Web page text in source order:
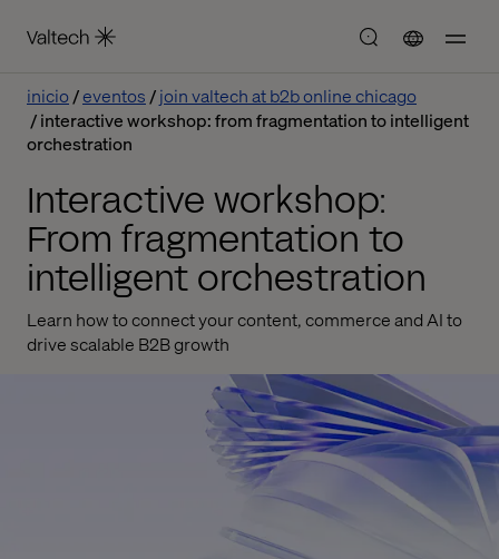
inicio eventos
join valtech at b2b online chicago
interactive workshop: from fragmentation to intelligent
orchestration
Interactive workshop:
From fragmentation to
intelligent orchestration
Learn how to connect your content, commerce and AI to
drive scalable B2B growth